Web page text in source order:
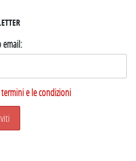
email:
e le condizioni